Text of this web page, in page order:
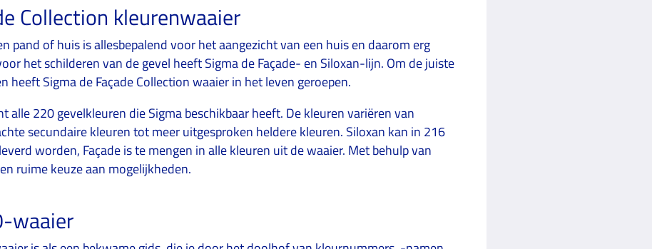
Collection kleurenwaaier
pand of huis is allesbepalend voor het aangezicht van een huis en daarom erg
het schilderen van de gevel heeft Sigma de Façade- en Siloxan-lijn. Om de juiste
heeft Sigma de Façade Collection waaier in het leven geroepen.
alle 220 gevelkleuren die Sigma beschikbaar heeft. De kleuren variëren van
secundaire kleuren tot meer uitgesproken heldere kleuren. Siloxan kan in 216
worden, Façade is te mengen in alle kleuren uit de waaier. Met behulp van
ruime keuze aan mogelijkheden.
waaier